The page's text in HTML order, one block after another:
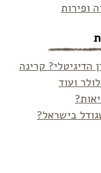
ופירות
הדיגיטלי? קרינה
בישראל?